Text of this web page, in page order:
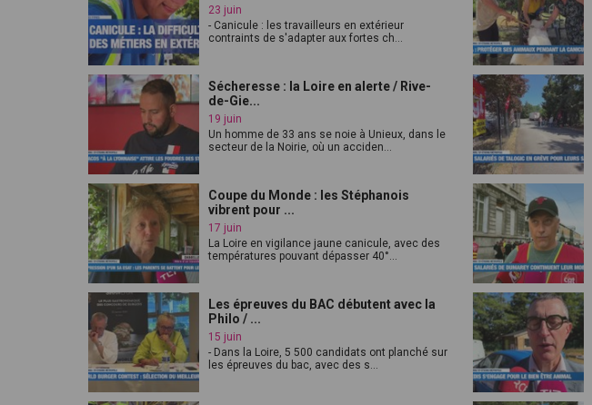
23 juin
- Canicule : les travailleurs en extérieur
contraints de s'adapter aux fortes ch...
Sécheresse : la Loire en alerte / Rive-
de-Gie...
19 juin
Un homme de 33 ans se noie à Unieux, dans le
secteur de la Noirie, où un acciden...
Coupe du Monde : les Stéphanois
vibrent pour ...
17 juin
La Loire en vigilance jaune canicule, avec des
températures pouvant dépasser 40°...
Les épreuves du BAC débutent avec la
Philo / ...
15 juin
- Dans la Loire, 5 500 candidats ont planché sur
les épreuves du bac, avec des s...